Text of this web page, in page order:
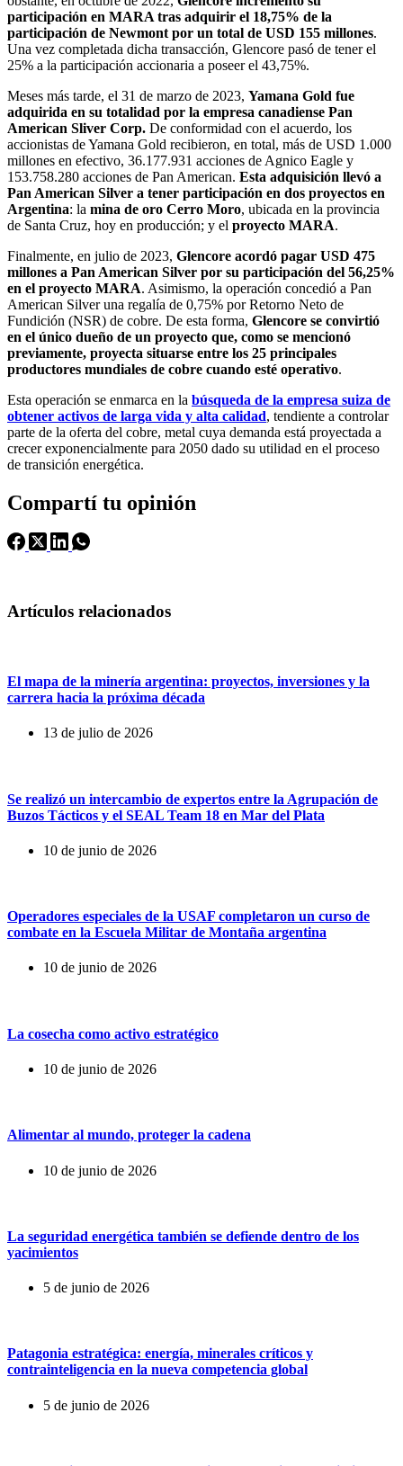
participación en MARA tras adquirir el 18,75% de la
participación de Newmont por un total de USD 155 millones.
Una vez completada dicha transacción, Glencore pasó de tener el
25% a la participación accionaria a poseer el 43,75%.
Meses más tarde, el 31 de marzo de 2023, Yamana Gold fue
adquirida en su totalidad por la empresa canadiense Pan
American Sliver Corp. De conformidad con el acuerdo, los
accionistas de Yamana Gold recibieron, en total, más de USD 1.000
millones en efectivo, 36.177.931 acciones de Agnico Eagle y
153.758.280 acciones de Pan American. Esta adquisición llevó a
Pan American Silver a tener participación en dos proyectos en
Argentina: la mina de oro Cerro Moro, ubicada en la provincia
de Santa Cruz, hoy en producción; y el proyecto MARA.
Finalmente, en julio de 2023, Glencore acordó pagar USD 475
millones a Pan American Silver por su participación del 56,25%
en el proyecto MARA. Asimismo, la operación concedió a Pan
American Silver una regalía de 0,75% por Retorno Neto de
Fundición (NSR) de cobre. De esta forma, Glencore se convirtió
en el único dueño de un proyecto que, como se mencionó
previamente, proyecta situarse entre los 25 principales
productores mundiales de cobre cuando esté operativo.
Esta operación se enmarca en la búsqueda de la empresa suiza de
obtener activos de larga vida y alta calidad, tendiente a controlar
parte de la oferta del cobre, metal cuya demanda está proyectada a
crecer exponencialmente para 2050 dado su utilidad en el proceso
de transición energética.
Compartí tu opinión
Artículos relacionados
El mapa de la minería argentina: proyectos, inversiones y la
carrera hacia la próxima década
13 de julio de 2026
Se realizó un intercambio de expertos entre la Agrupación de
Buzos Tácticos y el SEAL Team 18 en Mar del Plata
10 de junio de 2026
Operadores especiales de la USAF completaron un curso de
combate en la Escuela Militar de Montaña argentina
10 de junio de 2026
La cosecha como activo estratégico
10 de junio de 2026
Alimentar al mundo, proteger la cadena
10 de junio de 2026
La seguridad energética también se defiende dentro de los
yacimientos
5 de junio de 2026
Patagonia estratégica: energía, minerales críticos y
contrainteligencia en la nueva competencia global
5 de junio de 2026